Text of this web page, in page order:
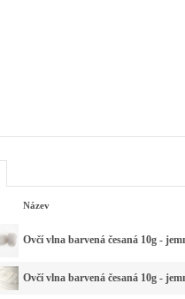
Název
Ovčí vlna barvená česaná 10g -
Ovčí vlna barvená česaná 10g -